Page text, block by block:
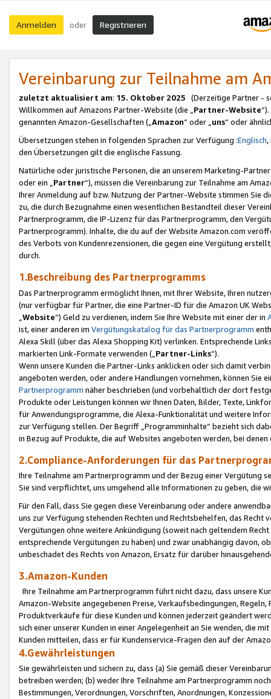
Anmelden oder Registrieren
Vereinbarung zur Teilnahme am
zuletzt aktualisiert am: 15. Oktober 2025 (Derzeitige Partner -
Willkommen auf Amazons Partner-Website (die „Partner-Website
genannten Amazon-Gesellschaften („Amazon“ oder „uns“ oder
Übersetzungen stehen in folgenden Sprachen zur Verfügung :Englisch,
den Übersetzungen gilt die englische Fassung.
Natürliche oder juristische Personen, die an unserem Marketing-
oder ein „Partner“), müssen die Vereinbarung zur Teilnahme am
Ihrer Anmeldung auf bzw. Nutzung der Partner-Website stimmen Sie
zu, die durch Bezugnahme einen wesentlichen Bestandteil dieser
Partnerprogramm, die IP-Lizenz für das Partnerprogramm, den
Partnerprogramm). Inhalte, die du auf der Website Amazon.com
des Verbots von Kundenrezensionen, die gegen eine Vergütung
durch.
1.Beschreibung des Partnerprogramms
Das Partnerprogramm ermöglicht Ihnen, mit Ihrer Website, Ihren
(nur verfügbar für Partner, die eine Partner-ID für die Amazon UK
Website“) Geld zu verdienen, indem Sie Ihre Website mit einer der in
ist, einer anderen im Vergütungskatalog für das Partnerprogramm
Alexa Skill (über das Alexa Shopping Kit) verlinken. Entsprechende
markierten Link-Formate verwenden („ Partner-Links“).
Wenn unsere Kunden die Partner-Links anklicken oder sich damit
angeboten werden, oder andere Handlungen vornehmen, können Sie
Partnerprogramm näher beschrieben (und vorbehaltlich der dort
Produkte oder Leistungen können wir Ihnen Daten, Bilder, Texte,
für Anwendungsprogramme, die Alexa-Funktionalität und weitere
zur Verfügung stellen. Der Begriff „Programminhalte“ bezieht sich
in Bezug auf Produkte, die auf Websites angeboten werden, bei
2.Compliance-Anforderungen für das
Ihre Teilnahme am Partnerprogramm und der Bezug einer Vergütung
Sie sind verpflichtet, uns umgehend alle Informationen zu geben, die
Für den Fall, dass Sie gegen diese Vereinbarung oder andere
uns zur Verfügung stehenden Rechten und Rechtsbehelfen, das
Vergütungen ohne weitere Ankündigung (soweit nach geltendem
entsprechende Vergütungen zu haben) und zwar unabhängig davon,
unbeschadet des Rechts von Amazon, Ersatz für darüber
3.Amazon-Kunden
Ihre Teilnahme am Partnerprogramm führt nicht dazu, dass unsere
Amazon-Website angegebenen Preise, Verkaufsbedingungen,
Produktverkäufe für diese Kunden und können jederzeit geändert
sich einer unserer Kunden in einer Angelegenheit an Sie wenden, die
Kunden mitteilen, dass er für Kundenservice-Fragen den auf der
4.Gewährleistungen
Sie gewährleisten und sichern zu, dass (a) Sie gemäß dieser
betreiben werden; (b) weder Ihre Teilnahme am Partnerprogramm
Bestimmungen, Verordnungen, Vorschriften, Anordnungen,